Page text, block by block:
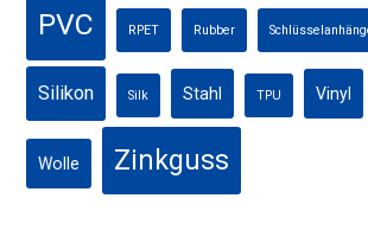
PVC RPET Rubber
Silikon Silk Stahl TPU Vinyl
Wolle Zinkguss